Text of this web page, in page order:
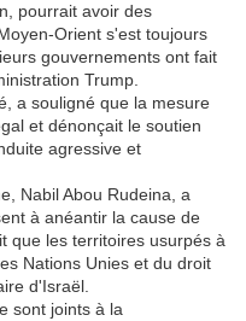
pourrait avoir des
Orient s'est toujours
gouvernements ont fait
Trump.
a souligné que la mesure
et dénonçait le soutien
agressive et
Nabil Abou Rudeina, a
à anéantir la cause de
que les territoires usurpés à
Nations Unies et du droit
d'Israël.
sont joints à la